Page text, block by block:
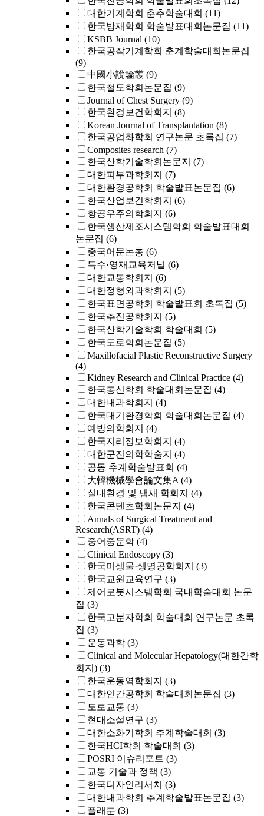
대한기계학회 춘추학술대회 (11)
한국방재학회 학술발표대회논문집 (11)
KSBB Journal (10)
한국공작기계학회 춘계학술대회논문집
(9)
中國小說論叢 (9)
한국철도학회논문집 (9)
Journal of Chest Surgery (9)
한국환경보건학회지 (8)
Korean Journal of Transplantation (8)
한국공업화학회 연구논문 초록집 (7)
Composites research (7)
한국산학기술학회논문지 (7)
대한피부과학회지 (7)
대한환경공학회 학술발표논문집 (6)
한국산업보건학회지 (6)
항공우주의학회지 (6)
한국생산제조시스템학회 학술발표대회
논문집 (6)
중국어문논총 (6)
특수·영재교육저널 (6)
대한교통학회지 (6)
대한정형외과학회지 (5)
한국표면공학회 학술발표회 초록집 (5)
한국추진공학회지 (5)
한국산학기술학회 학술대회 (5)
한국도로학회논문집 (5)
Maxillofacial Plastic Reconstructive Surgery
(4)
Kidney Research and Clinical Practice (4)
한국통신학회 학술대회논문집 (4)
대한내과학회지 (4)
한국대기환경학회 학술대회논문집 (4)
예방의학회지 (4)
한국지리정보학회지 (4)
대한군진의학학술지 (4)
공동 추계학술발표회 (4)
大韓機械學會論文集A (4)
실내환경 및 냄새 학회지 (4)
한국콘텐츠학회논문지 (4)
Annals of Surgical Treatment and
Research(ASRT) (4)
중어중문학 (4)
Clinical Endoscopy (3)
한국미생물·생명공학회지 (3)
한국교원교육연구 (3)
제어로봇시스템학회 국내학술대회 논문
집 (3)
한국고분자학회 학술대회 연구논문 초록
집 (3)
운동과학 (3)
Clinical and Molecular Hepatology(대한간학
회지) (3)
한국운동역학회지 (3)
대한인간공학회 학술대회논문집 (3)
도로교통 (3)
현대소설연구 (3)
대한소화기학회 추계학술대회 (3)
한국HCI학회 학술대회 (3)
POSRI 이슈리포트 (3)
교통 기술과 정책 (3)
한국디자인리서치 (3)
대한내과학회 추계학술발표논문집 (3)
플래툰 (3)